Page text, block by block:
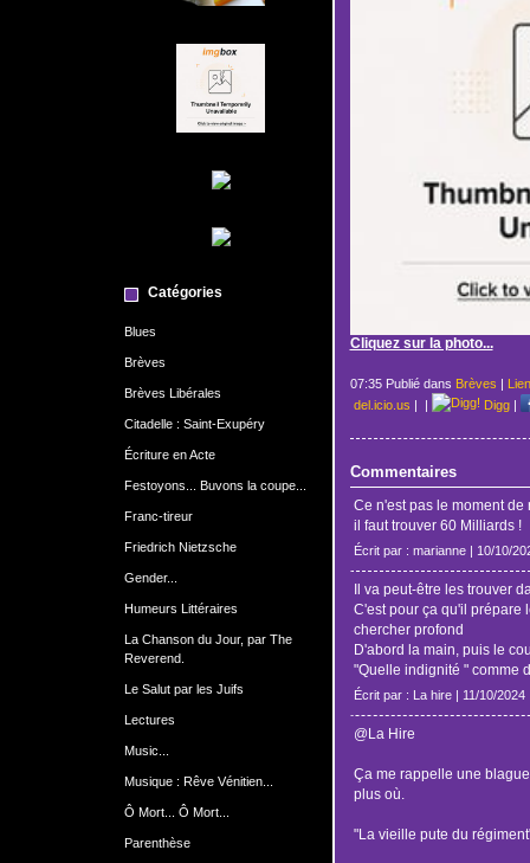
Catégories
Blues
Brèves
Brèves Libérales
Citadelle : Saint-Exupéry
Écriture en Acte
Festoyons... Buvons la coupe...
Franc-tireur
Friedrich Nietzsche
Gender...
Humeurs Littéraires
La Chanson du Jour, par The
Reverend.
Le Salut par les Juifs
Lectures
Music...
Musique : Rêve Vénitien...
Ô Mort... Ô Mort...
Parenthèse
Cliquez sur la photo...
07:35 Publié dans Brèves |
del.icio.us | | Digg|
Commentaires
Ce n'est pas le moment de
il faut trouver 60 Milliards !
Écrit par : marianne | 10/10/
Il va peut-être les trouver
C'est pour ça qu'il prépare
chercher profond
D'abord la main, puis le
"Quelle indignité " comme
Écrit par : La hire | 11/10/2024
@La Hire
Ça me rappelle une
plus où.
"La vieille pute du